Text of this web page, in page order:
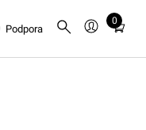
Podpora
0
Total
in